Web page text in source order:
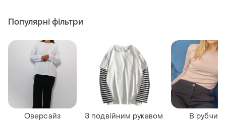
Популярні фільтри
Оверсайз З подвійним рукавом В рубчик